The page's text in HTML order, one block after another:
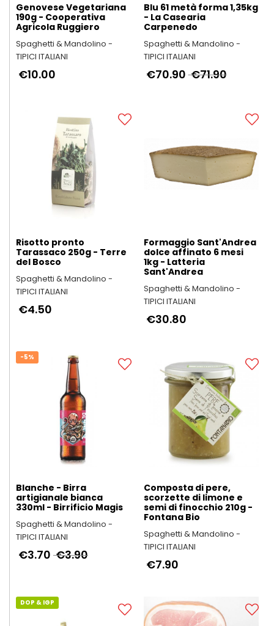
Genovese Vegetariana
190g - Cooperativa
Agricola Ruggiero
Spaghetti & Mandolino -
TIPICI ITALIANI
€10.00
Blu 61 metà forma 1,35kg
- La Casearia
Carpenedo
Spaghetti & Mandolino -
TIPICI ITALIANI
€71.90
€70.90
Risotto pronto
Tarassaco 250g - Terre
del Bosco
Spaghetti & Mandolino -
TIPICI ITALIANI
€4.50
Formaggio Sant'Andrea
dolce affinato 6 mesi
1kg - Latteria
Sant'Andrea
Spaghetti & Mandolino -
TIPICI ITALIANI
€30.80
-5%
Blanche - Birra
artigianale bianca
330ml - Birrificio Magis
Spaghetti & Mandolino -
TIPICI ITALIANI
€3.90
€3.70
Composta di pere,
scorzette di limone e
semi di finocchio 210g -
Fontana Bio
Spaghetti & Mandolino -
TIPICI ITALIANI
€7.90
DOP & IGP